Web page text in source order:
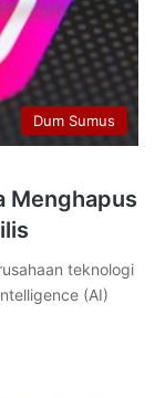
Dum Sumus
Menghapus
teknologi
(AI)